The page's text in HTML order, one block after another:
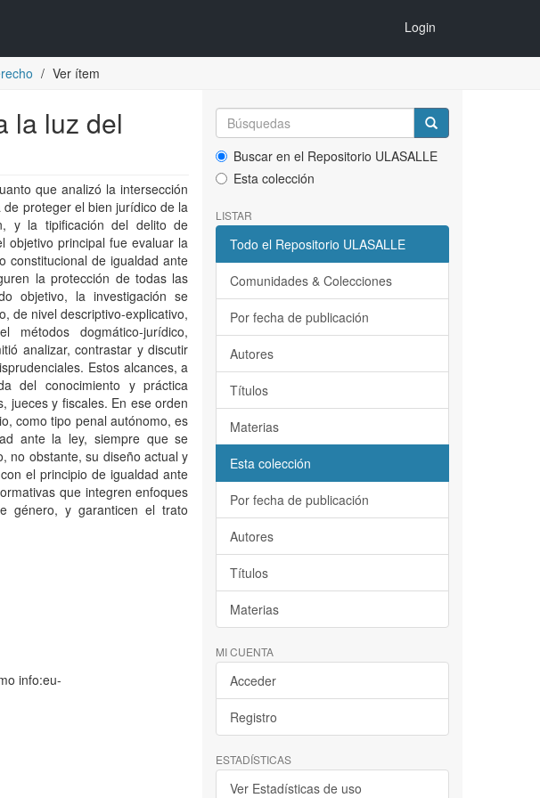
Login
Ver ítem
la luz del
que analizó la intersección
proteger el bien jurídico de la
y la tipificación del delito de
objetivo principal fue evaluar la
constitucional de igualdad ante
la protección de todas las
objetivo, la investigación se
de nivel descriptivo-explicativo,
dogmático-jurídico,
analizar, contrastar y discutir
Estos alcances, a
del conocimiento y práctica
jueces y fiscales. En ese orden
como tipo penal autónomo, es
ante la ley, siempre que se
no obstante, su diseño actual y
el principio de igualdad ante
que integren enfoques
género, y garanticen el trato
info:eu-
Buscar en el Repositorio ULASALLE
Esta colección
LISTAR
Todo el Repositorio ULASALLE
Comunidades & Colecciones
Por fecha de publicación
Autores
Títulos
Materias
Esta colección
Por fecha de publicación
Autores
Títulos
Materias
MI CUENTA
Acceder
Registro
ESTADÍSTICAS
Ver Estadísticas de uso